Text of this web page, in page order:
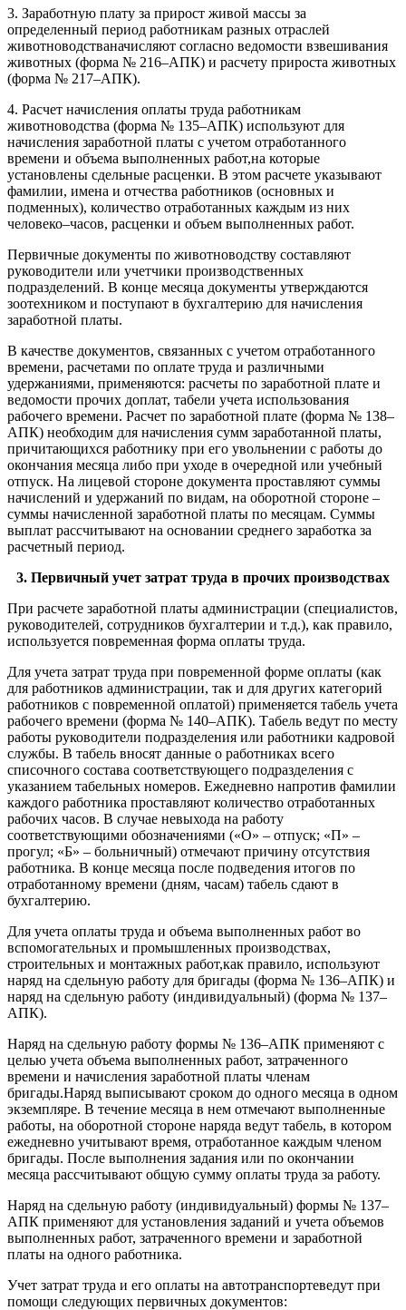
3. Заработную плату за прирост живой массы за
определенный период работникам разных отраслей
животноводстваначисляют согласно ведомости взвешивания
животных (форма № 216–АПК) и расчету прироста животных
(форма № 217–АПК).
4. Расчет начисления оплаты труда работникам
животноводства (форма № 135–АПК) используют для
начисления заработной платы с учетом отработанного
времени и объема выполненных работ,на которые
установлены сдельные расценки. В этом расчете указывают
фамилии, имена и отчества работников (основных и
подменных), количество отработанных каждым из них
человеко–часов, расценки и объем выполненных работ.
Первичные документы по животноводству составляют
руководители или учетчики производственных
подразделений. В конце месяца документы утверждаются
зоотехником и поступают в бухгалтерию для начисления
заработной платы.
В качестве документов, связанных с учетом отработанного
времени, расчетами по оплате труда и различными
удержаниями, применяются: расчеты по заработной плате и
ведомости прочих доплат, табели учета использования
рабочего времени. Расчет по заработной плате (форма № 138–
АПК) необходим для начисления сумм заработанной платы,
причитающихся работнику при его увольнении с работы до
окончания месяца либо при уходе в очередной или учебный
отпуск. На лицевой стороне документа проставляют суммы
начислений и удержаний по видам, на оборотной стороне –
суммы начисленной заработной платы по месяцам. Суммы
выплат рассчитывают на основании среднего заработка за
расчетный период.
3. Первичный учет затрат труда в прочих производствах
При расчете заработной платы администрации (специалистов,
руководителей, сотрудников бухгалтерии и т.д.), как правило,
используется повременная форма оплаты труда.
Для учета затрат труда при повременной форме оплаты (как
для работников администрации, так и для других категорий
работников с повременной оплатой) применяется табель учета
рабочего времени (форма № 140–АПК). Табель ведут по месту
работы руководители подразделения или работники кадровой
службы. В табель вносят данные о работниках всего
списочного состава соответствующего подразделения с
указанием табельных номеров. Ежедневно напротив фамилии
каждого работника проставляют количество отработанных
рабочих часов. В случае невыхода на работу
соответствующими обозначениями («О» – отпуск; «П» –
прогул; «Б» – больничный) отмечают причину отсутствия
работника. В конце месяца после подведения итогов по
отработанному времени (дням, часам) табель сдают в
бухгалтерию.
Для учета оплаты труда и объема выполненных работ во
вспомогательных и промышленных производствах,
строительных и монтажных работ,как правило, используют
наряд на сдельную работу для бригады (форма № 136–АПК) и
наряд на сдельную работу (индивидуальный) (форма № 137–
АПК).
Наряд на сдельную работу формы № 136–АПК применяют с
целью учета объема выполненных работ, затраченного
времени и начисления заработной платы членам
бригады.Наряд выписывают сроком до одного месяца в одном
экземпляре. В течение месяца в нем отмечают выполненные
работы, на оборотной стороне наряда ведут табель, в котором
ежедневно учитывают время, отработанное каждым членом
бригады. После выполнения задания или по окончании
месяца рассчитывают общую сумму оплаты труда за работу.
Наряд на сдельную работу (индивидуальный) формы № 137–
АПК применяют для установления заданий и учета объемов
выполненных работ, затраченного времени и заработной
платы на одного работника.
Учет затрат труда и его оплаты на автотранспортеведут при
помощи следующих первичных документов: